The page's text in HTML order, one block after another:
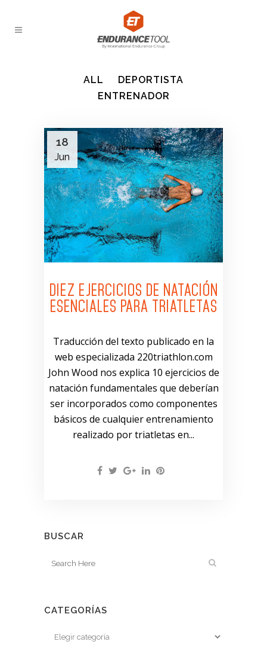
ALL
DEPORTISTA
ENTRENADOR
18
Jun
DIEZ EJERCICIOS DE NATACIÓN
ESENCIALES PARA TRIATLETAS
Traducción del texto publicado en la
web especializada 220triathlon.com
John Wood nos explica 10 ejercicios de
natación fundamentales que deberían
ser incorporados como componentes
básicos de cualquier entrenamiento
realizado por triatletas en...
BUSCAR
CATEGORÍAS